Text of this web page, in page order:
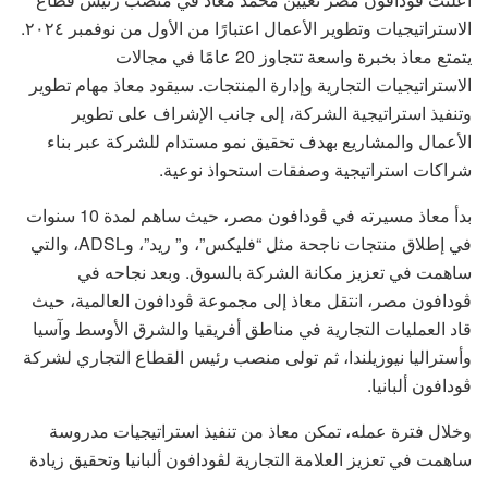
الاستراتيجيات وتطوير الأعمال اعتبارًا من الأول من نوفمبر ٢٠٢٤.
يتمتع معاذ بخبرة واسعة تتجاوز 20 عامًا في مجالات
الاستراتيجيات التجارية وإدارة المنتجات. سيقود معاذ مهام تطوير
وتنفيذ استراتيجية الشركة، إلى جانب الإشراف على تطوير
الأعمال والمشاريع بهدف تحقيق نمو مستدام للشركة عبر بناء
شراكات استراتيجية وصفقات استحواذ نوعية.
بدأ معاذ مسيرته في ڤودافون مصر، حيث ساهم لمدة 10 سنوات
في إطلاق منتجات ناجحة مثل “فليكس”، و” ريد”، وADSL، والتي
ساهمت في تعزيز مكانة الشركة بالسوق. وبعد نجاحه في
ڤودافون مصر، انتقل معاذ إلى مجموعة ڤودافون العالمية، حيث
قاد العمليات التجارية في مناطق أفريقيا والشرق الأوسط وآسيا
وأستراليا نيوزيلندا، ثم تولى منصب رئيس القطاع التجاري لشركة
ڤودافون ألبانيا.
‎وخلال فترة عمله، تمكن معاذ من تنفيذ استراتيجيات مدروسة
ساهمت في تعزيز العلامة التجارية لڤودافون ألبانيا وتحقيق زيادة